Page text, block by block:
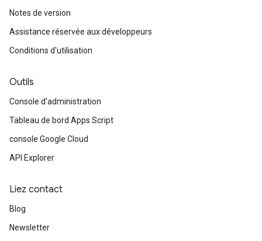
Notes de version
Assistance réservée aux développeurs
Conditions d'utilisation
Outils
Console d'administration
Tableau de bord Apps Script
console Google Cloud
API Explorer
Liez contact
Blog
Newsletter